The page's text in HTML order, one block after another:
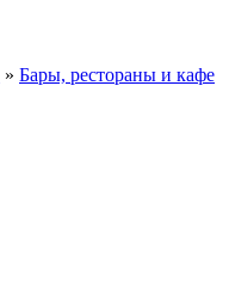
» Бары, рестораны и кафе